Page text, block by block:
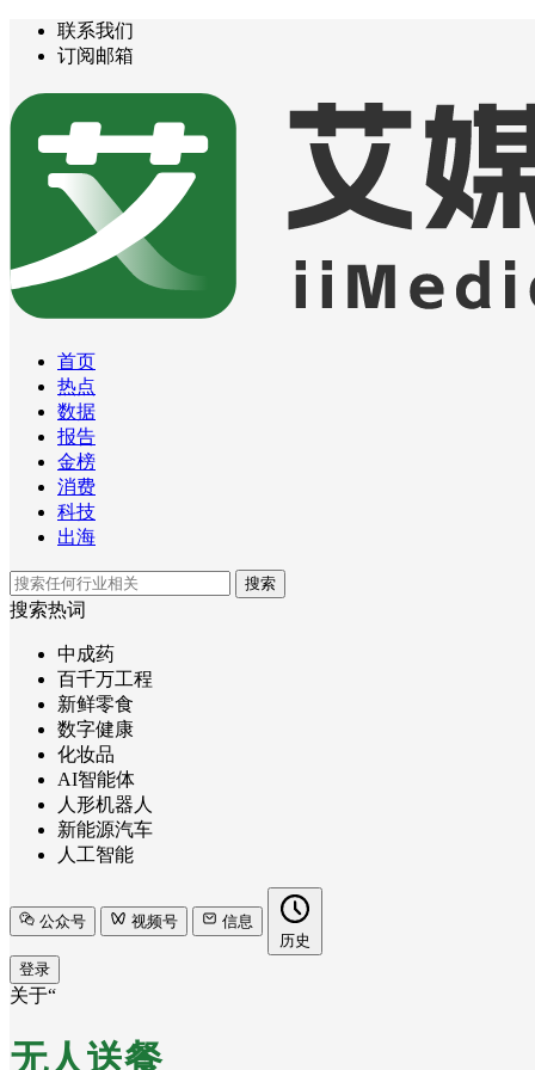
联系我们
订阅邮箱
首页
热点
数据
报告
金榜
消费
科技
出海
搜索
搜索热词
中成药
百千万工程
新鲜零食
数字健康
化妆品
AI智能体
人形机器人
新能源汽车
人工智能
公众号 视频号
信息
历史
登录
关于“
无人送餐